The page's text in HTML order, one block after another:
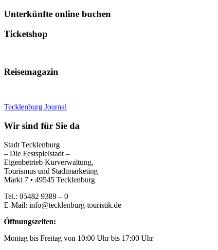
Unterkünfte online buchen
Ticketshop
Reisemagazin
Tecklenburg Journal
Wir sind für Sie da
Stadt Tecklenburg
– Die Festspielstadt –
Eigenbetrieb Kurverwaltung,
Tourismus und Stadtmarketing
Markt 7 • 49545 Tecklenburg
Tel.: 05482 9389 – 0
E-Mail: info@tecklenburg-touristik.de
Öffnungszeiten:
Montag bis Freitag von 10:00 Uhr bis 17:00 Uhr